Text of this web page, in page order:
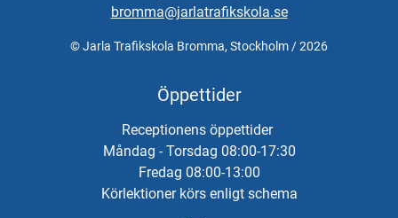
bromma@jarlatrafikskola.se
© Jarla Trafikskola Bromma, Stockholm / 2026
Öppettider
Receptionens öppettider
Måndag - Torsdag 08:00-17:30
Fredag 08:00-13:00
Körlektioner körs enligt schema